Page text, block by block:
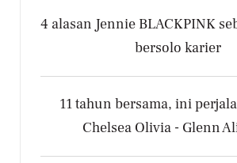
4 alasan Jennie BLACKPINK
bersolo karier
11 tahun bersama, ini
Chelsea Olivia - Glenn